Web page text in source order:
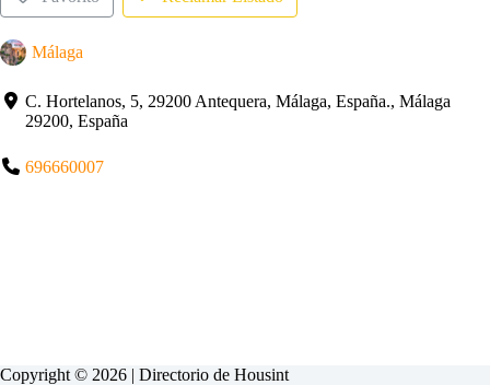
Málaga
C. Hortelanos, 5, 29200 Antequera, Málaga, España., Málaga
29200, España
696660007
Copyright © 2026 | Directorio de Housint